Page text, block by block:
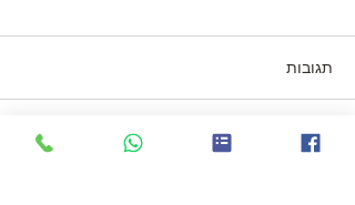
מנין ילדים + אבות ובנים
תגובות
כתיבת תגובה...